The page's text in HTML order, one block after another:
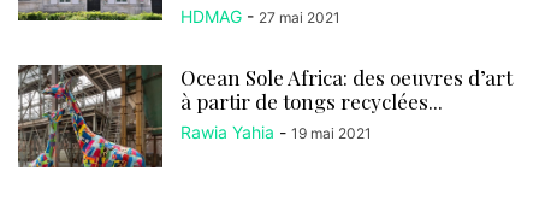
HDMAG - 27 mai 2021
Ocean Sole Africa: des oeuvres d’art
à partir de tongs recyclées...
Rawia Yahia - 19 mai 2021